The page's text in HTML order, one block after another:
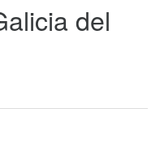
del